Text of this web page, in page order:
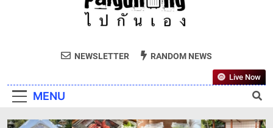
ที่สุด ปักหมุด 19 ธันวาคมนี้ ที่ทองสมบูรณ์คลับ เขา
เปิดแล้วยิ่งใหญ่ “เซ็นทรัล นอร์ทวิลล์” Thailand’s First
Outdoor-Inspired Indoor Shopping Centre ยกระดับ
คุณภาพชีวิตของผู้คนทุกเจเนอเรชัน
ของสมเด็จพระเจ้าลูกเธอ เจ้าฟ้าพัชรกิติยาภา นเรนทิ
ราเทพยวดี กรมหลวงราชสาริณีสิริพัชร มหาวัชรราช
ธิดา เป็นล้นพ้น
โออิชิ จับมือ เอสซีจีซี พัฒนาบรรจุภัณฑ์อาหารรักษ์
โลก ด้วยเทคโนโลยีย่อยสลายทางชีวภาพ “EcoRevo”
เพื่อผู้บริโภคและสิ่งแวดล้อมที่ยั่งยืน
Paiguneng.com
NEWSLETTER RANDOM NEWS
MENU
Live Now